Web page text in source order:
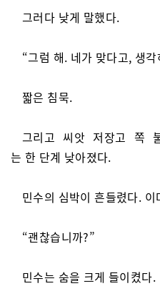
그러다 낮게 말했다.
“그럼 해. 네가 맞다고, 생
짧은 침묵.
그리고 씨앗 저장고 쪽
는 한 단계 낮아졌다.
민수의 심박이 흔들렸다.
“괜찮습니까?”
민수는 숨을 크게 들이켰다.